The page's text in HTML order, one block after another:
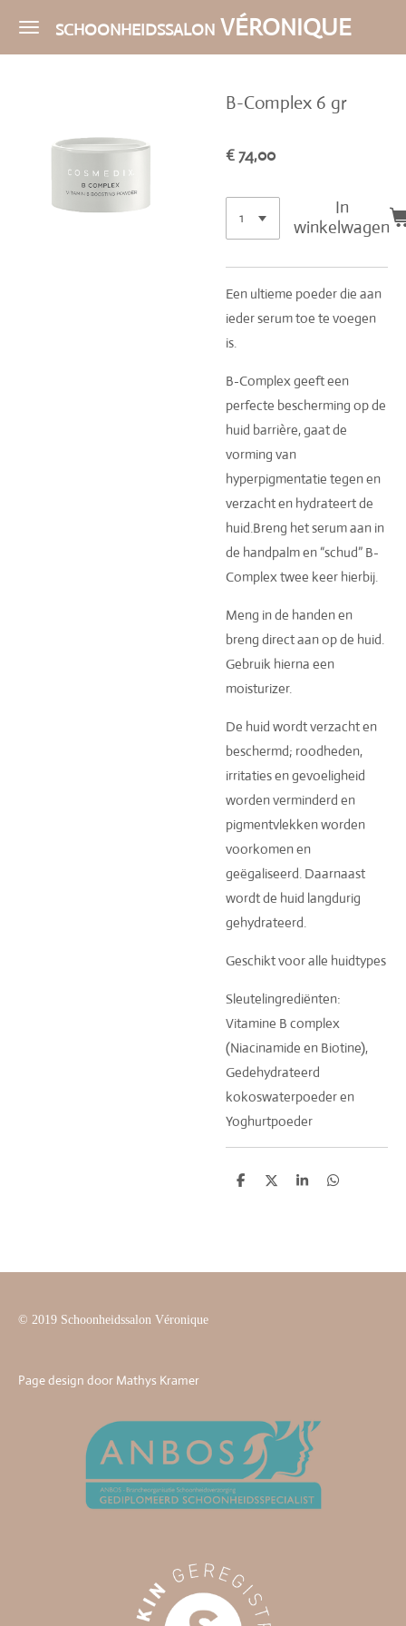
Ga
SCHOONHEIDSSALONVÉRONIQUE
B-Complex 6 gr
€ 74,00
In
winkelwagen
Een ultieme poeder die aan
ieder serum toe te voegen
is.
B-Complex geeft een
perfecte bescherming op de
huid barrière, gaat de
vorming van
hyperpigmentatie tegen en
verzacht en hydrateert de
huid.Breng het serum aan in
de handpalm en “schud” B-
Complex twee keer hierbij.
Meng in de handen en
breng direct aan op de huid.
Gebruik hierna een
moisturizer.
De huid wordt verzacht en
beschermd; roodheden,
irritaties en gevoeligheid
worden verminderd en
pigmentvlekken worden
voorkomen en
geëgaliseerd. Daarnaast
wordt de huid langdurig
gehydrateerd.
Geschikt voor alle huidtypes
Sleutelingrediënten:
Vitamine B complex
(Niacinamide en Biotine),
Gedehydrateerd
kokoswaterpoeder en
Yoghurtpoeder
D
D
S
D
© 2019 Schoonheidssalon Véronique
Page design door Mathys Kramer